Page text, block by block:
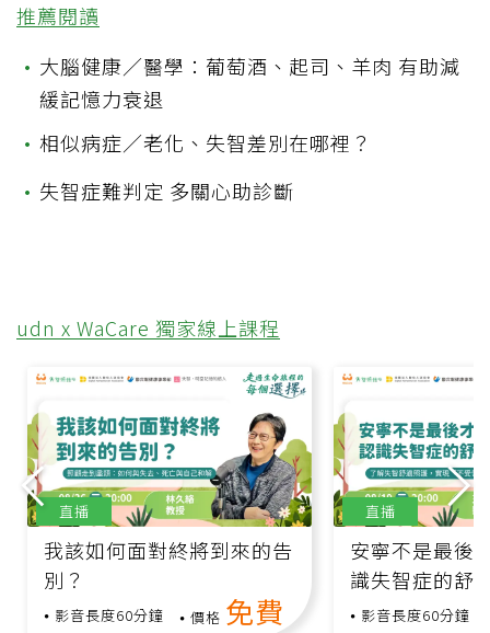
推薦閱讀
• 大腦健康／醫學：葡萄酒、起司、羊肉 有助減
緩記憶力衰退
• 相似病症／老化、失智差別在哪裡？
• 失智症難判定 多關心助診斷
udn x WaCare 獨家線上課程
我該如何面對終將到來的告
別？
影音長度60分鐘 價格 免費
直播
安寧不是最後
識失智症的舒
影音長度60分鐘
直播